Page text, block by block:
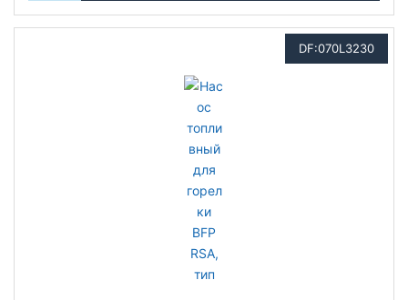
DF:070L3230